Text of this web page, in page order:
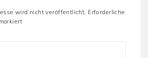
wird nicht veröffentlicht. Erforderliche